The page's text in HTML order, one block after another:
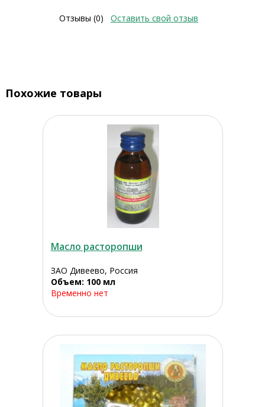
Отзывы (0) Оставить свой отзыв
Похожие товары
Масло расторопши
ЗАО Дивеево, Россия
Объем: 100 мл
Временно нет